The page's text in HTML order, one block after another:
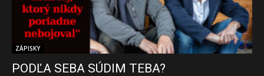
ZÁPISKY
PODĽA SEBA SÚDIM TEBA?